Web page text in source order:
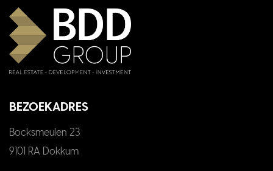
BEZOEKADRES
Bocksmeulen 23
9101 RA Dokkum